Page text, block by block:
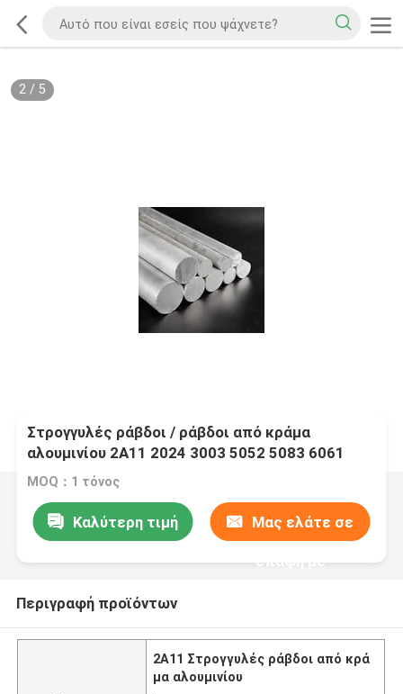
2/ 5
Στρογγυλές ράβδοι / ράβδοι από κράμα
αλουμινίου 2A11 2024 3003 5052 5083 6061
6063 7075
MOQ：1 τόνος
Καλύτερη τιμή Μας ελάτε σε
επαφή με
Περιγραφή προϊόντων
2Α11 Στρογγυλές ράβδοι από κρά
μα αλουμινίου